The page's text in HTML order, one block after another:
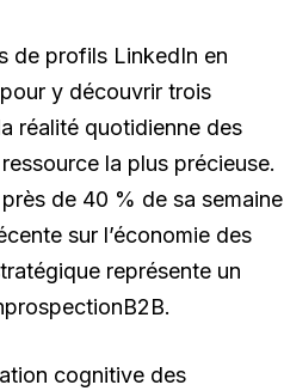
de profils LinkedIn en
y découvrir trois
réalité quotidienne des
la plus précieuse.
de 40 % de sa semaine
sur l’économie des
représente un
cognitive des